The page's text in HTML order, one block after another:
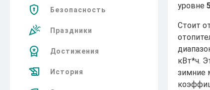
Безопасность
Праздники
Достижения
История
уровне
Стоит
кВт*ч.
зимние